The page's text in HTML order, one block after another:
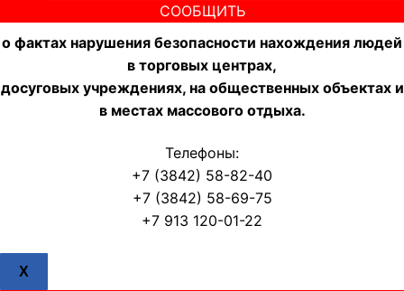
СООБЩИТЬ
о фактах нарушения безопасности нахождения людей
в торговых центрах,
досуговых учреждениях, на общественных объектах и
в местах массового отдыха.
Телефоны:
+7 (3842) 58-82-40
+7 (3842) 58-69-75
+7 913 120-01-22
X